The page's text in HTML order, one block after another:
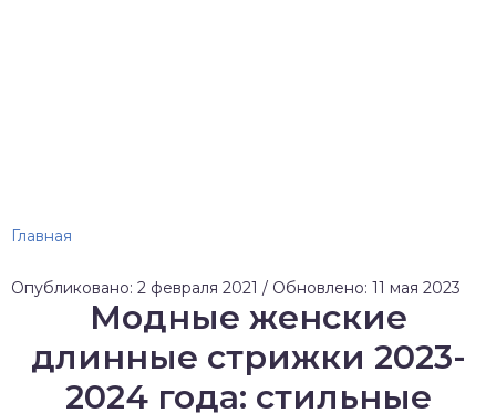
Главная
Опубликовано: 2 февраля 2021 / Обновлено: 11 мая 2023
Модные женские
длинные стрижки 2023-
2024 года: стильные